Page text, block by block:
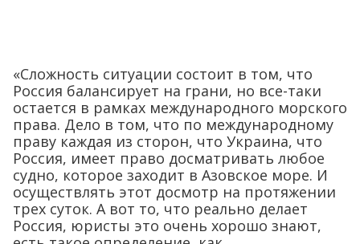
«Сложность ситуации состоит в том, что
Россия балансирует на грани, но все-таки
остается в рамках международного морского
права. Дело в том, что по международному
праву каждая из сторон, что Украина, что
Россия, имеет право досматривать любое
судно, которое заходит в Азовское море. И
осуществлять этот досмотр на протяжении
трех суток. А вот то, что реально делает
Россия, юристы это очень хорошо знают,